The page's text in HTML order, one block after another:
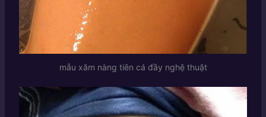
mẫu xăm nàng tiên cá đầy nghệ thuật